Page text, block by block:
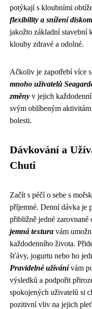
potýkají s kloubními
flexibility a snížení
jakožto základní stavební
klouby zdravé a odolné.
Ačkoliv je zapotřebí více
mnoho uživatelů
změny v jejich
svým oblíbeným
bolesti.
Dávkování a
Chuti
Začít s péčí o sebe s
příjemné. Denní dávka je
přibližně jedné zarovnané
jemná textura vám
každodenního života.
šťávy, jogurtu nebo ho
Pravidelné užívánívám
výsledků a podpořit
spokojených uživatelů si
pozitivní vliv na jejich